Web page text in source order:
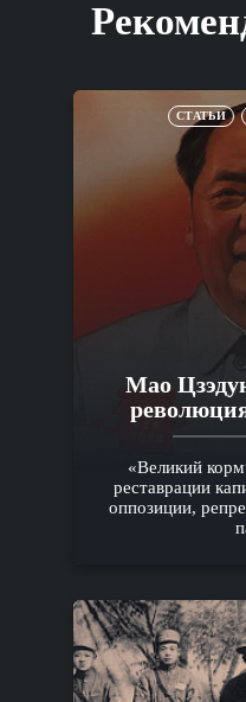
СТАТЬИ
Мао
«Великий
реставрации
оппозиции,